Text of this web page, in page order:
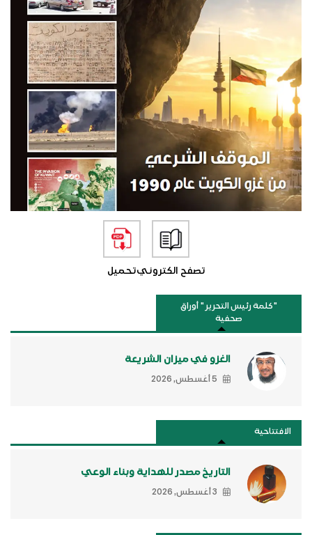
تصفح الكترونيتحميل
"كلمة رئيس التحرير " أوراق
صحفية
الغزو في ميزان الشريعة
5 أغسطس, 2026
الافتتاحية
التاريخ مصدر للهداية وبناء الوعي
3 أغسطس, 2026